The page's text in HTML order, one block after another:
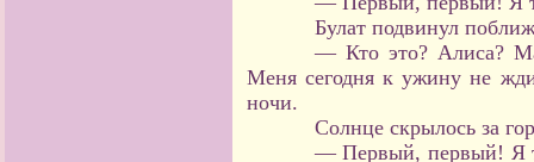
Булат подвинул
— Кто это? Алиса?
Меня сегодня к ужину не
ночи.
Солнце скрылось за
— Первый, первый! Я